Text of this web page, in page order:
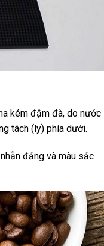
kém đậm đà, do nước
tách (ly) phía dưới.
đắng và màu sắc